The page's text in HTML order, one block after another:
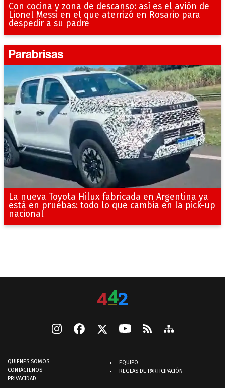
Con cocina y zona de descanso: así es el avión de
Lionel Messi en el que aterrizó en Rosario para
despedir a su padre
La nueva Toyota Hilux fabricada en Argentina ya
está en pruebas: todo lo que cambia en la pick-up
nacional
QUIENES SOMOS
CONTÁCTENOS
PRIVACIDAD
EQUIPO
REGLAS DE PARTICIPACIÓN